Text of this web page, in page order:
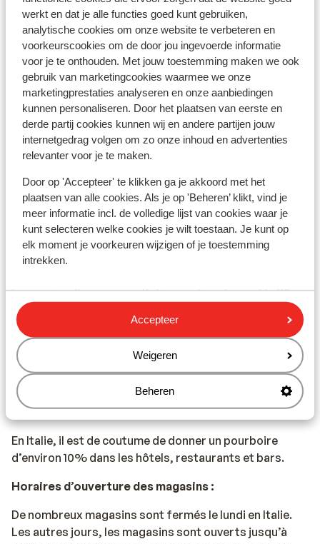
werkt en dat je alle functies goed kunt gebruiken,
analytische cookies om onze website te verbeteren en
voorkeurscookies om de door jou ingevoerde informatie
voor je te onthouden. Met jouw toestemming maken we ook
gebruik van marketingcookies waarmee we onze
marketingprestaties analyseren en onze aanbiedingen
kunnen personaliseren. Door het plaatsen van eerste en
derde partij cookies kunnen wij en andere partijen jouw
internetgedrag volgen om zo onze inhoud en advertenties
relevanter voor je te maken.
Door op 'Accepteer' te klikken ga je akkoord met het
plaatsen van alle cookies. Als je op 'Beheren’ klikt, vind je
meer informatie incl. de volledige lijst van cookies waar je
kunt selecteren welke cookies je wilt toestaan. Je kunt op
elk moment je voorkeuren wijzigen of je toestemming
intrekken.
Accepteer
Weigeren
Beheren
Vous devez être en possession d’un passeport ou
d’une carte d’identité en cours de validité. Vos
documents de voyage sont sous votre responsabilité.
Pour plus d'informations :
https://www.diplomatie.gouv.fr/fr/conseils-aux-
voyageurs/
Guide touristique Sunweb :
Sicile : Il n’y a pas de guide Sunweb en Sicile. Vous serez
Calabre : Il n’y a pas de guide Sunweb dans la région de
Calabre. Vous serez accueillis par notre représentant
local anglophone.
Numéro d’urgence :
Le numéro d’urgence en Italie pour la police est le 112.
Gastronomie :
L’Italie est connue pour ses pâtes et ses pizzas, mais
aussi pour ses bons vins, comme le Chianti et le
Prosecco.
Pourboires :
En Italie, il est de coutume de donner un pourboire
d’environ 10% dans les hôtels, restaurants et bars.
Horaires d’ouverture des magasins :
De nombreux magasins sont fermés le lundi en Italie.
Les autres jours, les magasins sont ouverts jusqu’à